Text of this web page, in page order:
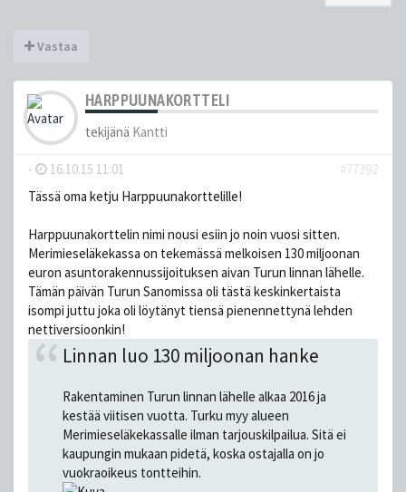
Vastaa
HARPPUUNAKORTTELI
tekijänä Kantti
- 16.10.15 11:01
#77392
Tässä oma ketju Harppuunakorttelille!
Harppuunakorttelin nimi nousi esiin jo noin vuosi sitten.
Merimieseläkekassa on tekemässä melkoisen 130 miljoonan
euron asuntorakennussijoituksen aivan Turun linnan lähelle.
Tämän päivän Turun Sanomissa oli tästä keskinkertaista
isompi juttu joka oli löytänyt tiensä pienennettynä lehden
nettiversioonkin!
Linnan luo 130 miljoonan hanke
Rakentaminen Turun linnan lähelle alkaa 2016 ja
kestää viitisen vuotta. Turku myy alueen
Merimieseläkekassalle ilman tarjouskilpailua. Sitä ei
kaupungin mukaan pidetä, koska ostajalla on jo
vuokraoikeus tontteihin.